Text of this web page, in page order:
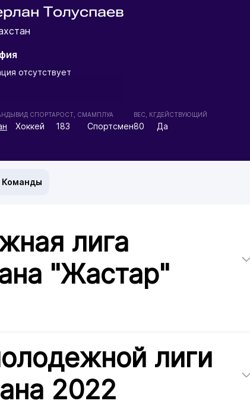
Толуспаев
отсутствует
ВИД СПОРТА
Хоккей
РОСТ, СМ
183
АМПЛУА
Спортсмен
ВЕС, КГ
80
ДЕЙСТВУЮЩИЙ
Да
Команды
лига
"Жастар"
лиги
2022